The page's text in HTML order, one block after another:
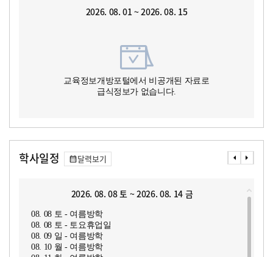
2026. 08. 01 ~ 2026. 08. 15
교육정보개방포털에서 비공개된 자료로
급식정보가 없습니다.
학사일정 달력보기
2026. 08. 08 토 ~ 2026. 08. 14 금
08. 08 토 - 여름방학
08. 08 토 - 토요휴업일
08. 09 일 - 여름방학
08. 10 월 - 여름방학